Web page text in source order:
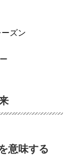
ズン
意味する